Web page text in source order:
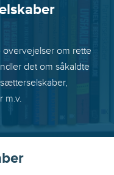
overvejelser om rette
det om såkaldte
m.v.